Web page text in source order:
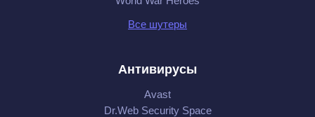
Все шутеры
Антивирусы
Avast
Dr.Web Security Space